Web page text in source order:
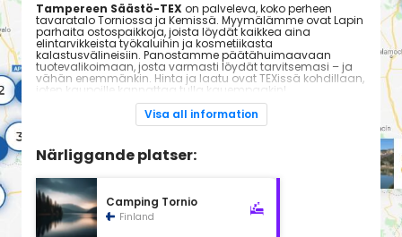
Tampereen Säästö-TEX on palveleva, koko perheen
tavaratalo Torniossa ja Kemissä. Myymälämme ovat Lapin
parhaita ostospaikkoja, joista löydät kaikkea aina
elintarvikkeista työkaluihin ja kosmetiikasta
kalastusvälineisiin. Panostamme päätähuimaavaan
tuotevalikoimaan, josta varmasti löydät tarvitsemasi – ja
vähän enemmänkin. Hinta ja laatu ovat TEXissä kohdillaan,
joten kaupoille kannattaa tulla kauempaakin!
Maanantai: 8:00 - 20:00
Keskiviikko: 8:00 - 20:00
Torstai: 8:00 - 20:00
Lauantai: 8:00 - 20:00
Sunnuntai: 10:00 - 20:00
Visa all information
Närliggande platser:
Camping Tornio
Finland